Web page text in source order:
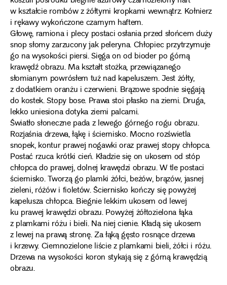
w kształcie rombów z żółtymi kropkami wewnątrz. Kołnierz
i rękawy wykończone czarnym haftem.
Głowę, ramiona i plecy postaci osłania przed słońcem duży
snop słomy zarzucony jak peleryna. Chłopiec przytrzymuje
go na wysokości piersi. Sięga on od bioder po górną
krawędź obrazu. Ma kształt stożka, przewiązanego
słomianym powrósłem tuż nad kapeluszem. Jest żółty,
z dodatkiem oranżu i czerwieni. Brązowe spodnie sięgają
do kostek. Stopy bose. Prawa stoi płasko na ziemi. Druga,
lekko uniesiona dotyka ziemi palcami.
Światło słoneczne pada z lewego górnego rogu obrazu.
Rozjaśnia drzewa, łąkę i ściernisko. Mocno rozświetla
snopek, kontur prawej nogawki oraz prawej stopy chłopca.
Postać rzuca krótki cień. Kładzie się on ukosem od stóp
chłopca do prawej, dolnej krawędzi obrazu. W tle postaci
ściernisko. Tworzą go plamki żółci, beżów, brązów, jasnej
zieleni, różów i fioletów. Ściernisko kończy się powyżej
kapelusza chłopca. Biegnie lekkim ukosem od lewej
ku prawej krawędzi obrazu. Powyżej żółtozielona łąka
z plamkami różu i bieli. Na niej cienie. Kładą się ukosem
z lewej na prawą stronę. Za łąką gęsto rosnące drzewa
i krzewy. Ciemnozielone liście z plamkami bieli, żółci i różu.
Drzewa na wysokości koron stykają się z górną krawędzią
obrazu.